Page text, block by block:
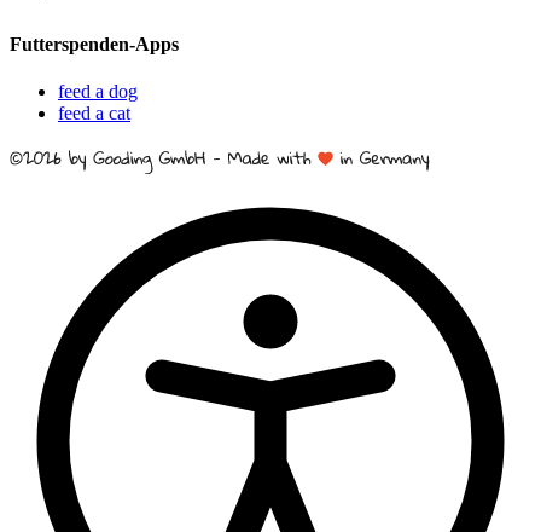
Futterspenden-Apps
feed a dog
feed a cat